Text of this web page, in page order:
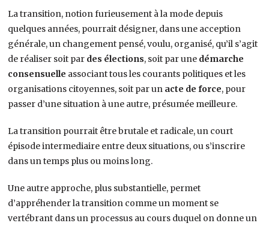
La transition, notion furieusement à la mode depuis
quelques années, pourrait désigner, dans une acception
générale, un changement pensé, voulu, organisé, qu’il s’agit
de réaliser soit par des élections, soit par une démarche
consensuelle associant tous les courants politiques et les
organisations citoyennes, soit par un acte de force, pour
passer d’une situation à une autre, présumée meilleure.
La transition pourrait être brutale et radicale, un court
épisode intermediaire entre deux situations, ou s’inscrire
dans un temps plus ou moins long.
Une autre approche, plus substantielle, permet
d’appréhender la transition comme un moment se
vertébrant dans un processus au cours duquel on donne un